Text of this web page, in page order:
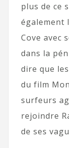
plus de ce
également
Cove avec
dans la
dire que
du film
surfeurs
rejoindre
de ses